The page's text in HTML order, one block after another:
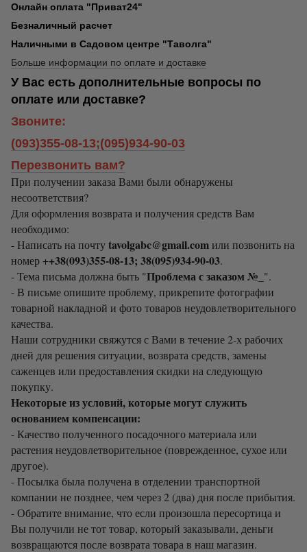
Онлайн оплата "Приват24"
Безналичный расчет
Наличными в Садовом центре "Таволга"
Больше информации по оплате и доставке
У Вас есть дополнительные вопросы по
оплате или доставке?
Звоните:
(093)355-08-13;(095)934-90-03
Перезвонить вам?
При получении заказа Вами были обнаружены
несоответствия?
Для оформления возврата и получения средств Вам
необходимо:
- Написать на почтуtavolgabc@gmail.comили позвонить на
номер ++38(093)355-08-13; 38(095)934-90-03.
- Тема письма должна быть "Проблема с заказом №_ ".
- В письме опишите проблему, прикрепите фотографии
товарной накладной и фото товаров неудовлетворительного
качества.
Наши сотрудники свяжутся с Вами в течение 2-х рабочих
дней для решения ситуации, возврата средств, замены
саженцев или предоставления скидки на следующую
покупку.
Некоторые из условий, которые могут служить
основанием компенсации:
- Качество полученного посадочного материала или
растения неудовлетворительное (поврежденное, сухое или
другое).
- Посылка была получена в отделении транспортной
компании не позднее, чем через 2 (два) дня после прибытия.
- Обратите внимание, что если произошла пересортица и
Вы получили не тот товар, который заказывали, деньги
возвращаются после возврата товара в наш магазин.